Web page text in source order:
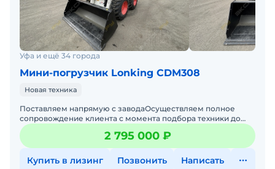
Уфа и ещё 34 города
Мини-погрузчик Lonking CDM308
Новая техника
Поставляем напрямую с заводаОсуществляем полное
сопровождение клиента с момента подбора техники до
сервисного обслуживания и поставки запчастей. Напишите
нам и
2 795 000 ₽
Купить в лизинг Позвонить Написать